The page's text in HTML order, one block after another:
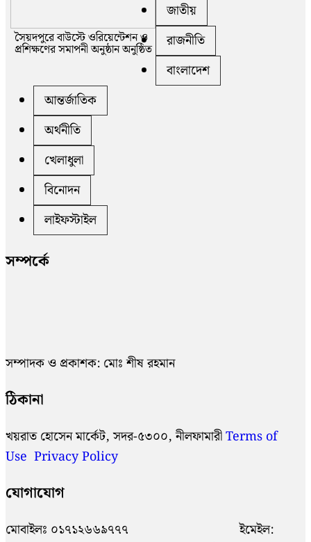
সৈয়দপুরে বাউস্টে ওরিয়েন্টেশন ও
প্রশিক্ষণের সমাপনী অনুষ্ঠান অনুষ্ঠিত
জাতীয়
রাজনীতি
বাংলাদেশ
আন্তর্জাতিক
অর্থনীতি
খেলাধুলা
বিনোদন
লাইফস্টাইল
সম্পর্কে
সম্পাদক ও প্রকাশক: মোঃ শীষ রহমান
ঠিকানা
খয়রাত হোসেন মার্কেট, সদর-৫৩০০, নীলফামারীTerms of
Use Privacy Policy
যোগাযোগ
মোবাইলঃ ০১৭১২৬৬৯৭৭৭ ইমেইল: